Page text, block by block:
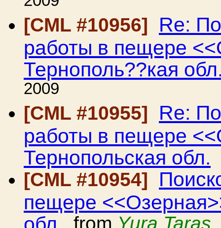
[CML #10956]
Re:
работы в пещере
Тернополь??кая
2009
[CML #10955]
Re:
работы в пещере
Тернопольская обл.
[CML #10954]
пещере
обл. from Yura Taras